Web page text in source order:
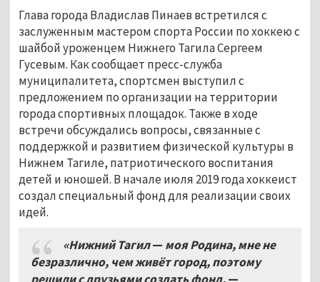
Глава города Владислав Пинаев встретился с
заслуженным мастером спорта России по хоккею с
шайбой уроженцем Нижнего Тагила Сергеем
Гусевым. Как сообщает пресс-служба
муниципалитета, спортсмен выступил с
предложением по организации на территории
города спортивных площадок. Также в ходе
встречи обсуждались вопросы, связанные с
поддержкой и развитием физической культуры в
Нижнем Тагиле, патриотического воспитания
детей и юношей. В начале июля 2019 года хоккеист
создал специальный фонд для реализации своих
идей.
«Нижний Тагил— моя Родина, мне не
безразлично, чем живёт город, поэтому